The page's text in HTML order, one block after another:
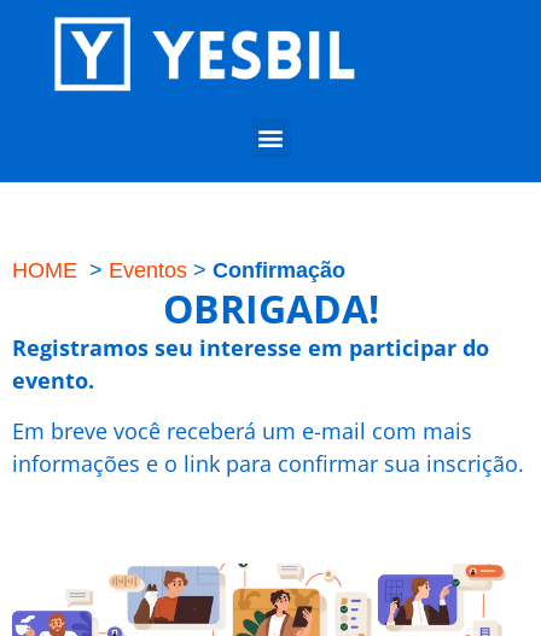
HOME > Eventos > Confirmação
OBRIGADA!
Registramos seu interesse em participar do
evento.
Em breve você receberá um e-mail com mais
informações e o link para confirmar sua inscrição.